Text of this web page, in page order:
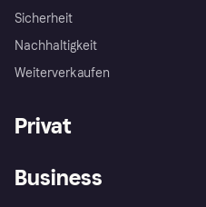
Sicherheit
Nachhaltigkeit
Weiterverkaufen
Privat
Business